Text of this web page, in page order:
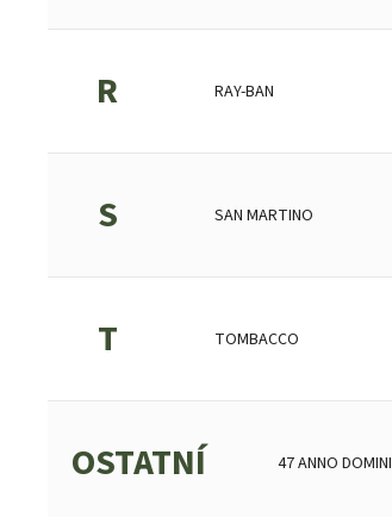
R RAY-BAN
S SAN MARTINO
T TOMBACCO
OSTATNÍ 47 ANNO DOMINI